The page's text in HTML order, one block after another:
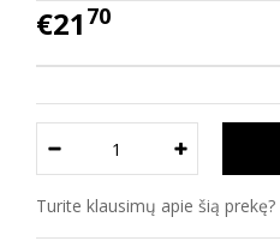
€21 70
Turite klausimų apie šią prekę?